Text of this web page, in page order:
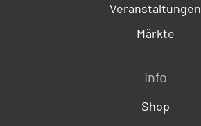
Veranstaltungen
Märkte
Info
Shop